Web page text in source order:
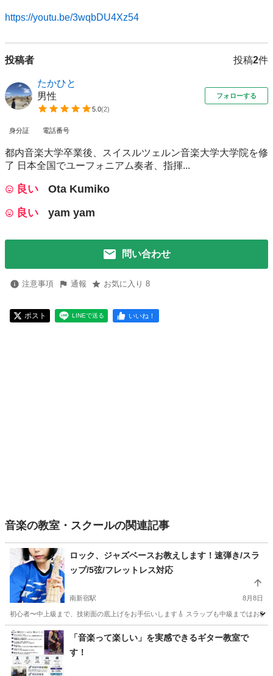
https://youtu.be/3wqbDU4Xz54
投稿者 投稿2件
たかひと
男性
5.0(2)
フォローする
身分証 電話番号
都内音楽大学卒業後、スイスルツェルン音楽大学大学院を修
了 日本全国でユーフォニアム奏者、指揮...
良い
Ota Kumiko
良い
yam yam
問い合わせ
注意事項 通報 お気に入り 8
ポスト LINEで送る いいね！
音楽の教室・スクールの関連記事
ロック、ジャズベースお教えします！速弾き/スラ
ップ/5弦/フレットレス対応
南新宿駅 8月8日
初心者〜中上級まで、技術面の底上げをお手伝いします🎸 スラップも中級まではお
東京 渋谷区 南新宿駅 ベース スラップ
「音楽って楽しい」を実感できるギター教室で
す！